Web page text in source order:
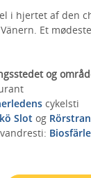
i hjertet af den
Et
og
cykelsti
Slot og